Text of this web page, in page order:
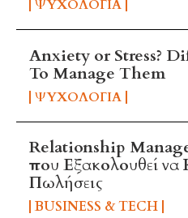
ΨΥΧΟΛΟΓΊΑ
Anxiety or Stress?
To Manage Them
ΨΥΧΟΛΟΓΊΑ
Relationship
που Εξακολουθεί να
Πωλήσεις
BUSINESS & TECH